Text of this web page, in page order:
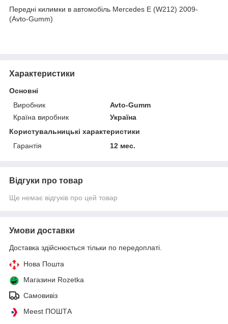
Передні килимки в автомобіль Mercedes E (W212) 2009-
(Avto-Gumm)
Характеристики
Основні
Виробник
Avto-Gumm
Країна виробник
Україна
Користувальницькі характеристики
Гарантія
12 мес.
Відгуки про товар
Ще немає відгуків про цей товар
Умови доставки
Доставка здійснюється тільки по передоплаті.
Нова Пошта
Магазини Rozetka
Самовивіз
Meest ПОШТА